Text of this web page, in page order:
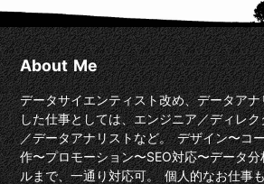
About Me
データサイエンティスト改め、データア
した仕事としては、エンジニア／ディレ
／データアナリストなど。 デザイン〜コ
作〜プロモーション〜SEO対応〜データ
ルまで、一通り対応可。 個人的なお仕事